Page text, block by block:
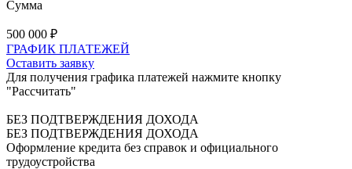
Сумма
500 000 ₽
ГРАФИК ПЛАТЕЖЕЙ
Оставить заявку
Для получения графика платежей нажмите кнопку
"Рассчитать"
БЕЗ ПОДТВЕРЖДЕНИЯ ДОХОДА
БЕЗ ПОДТВЕРЖДЕНИЯ ДОХОДА
Оформление кредита без справок и официального
трудоустройства